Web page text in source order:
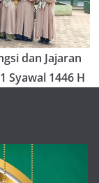
dan Jajaran
Syawal 1446 H